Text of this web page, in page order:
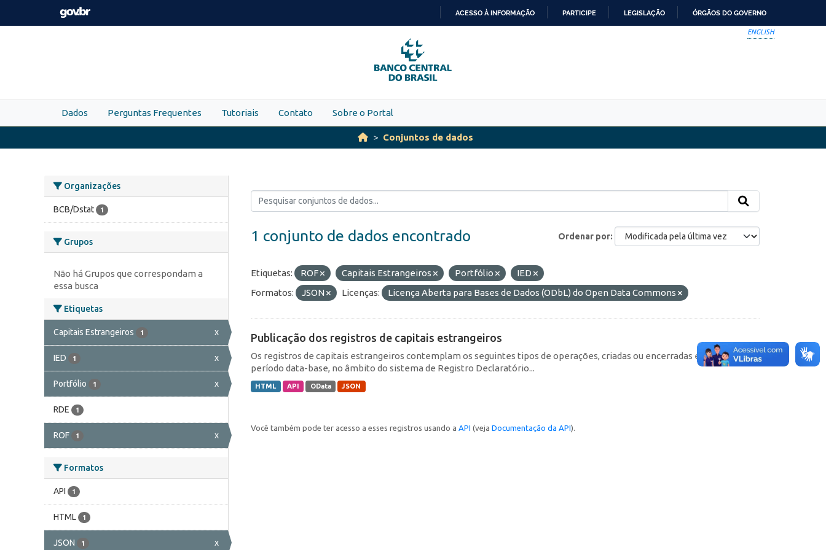
Skip to main content
PARA
O
CONTEÚDO
ACESSO À INFORMAÇÃO PARTICIPE LEGISLAÇÃO ÓRGÃOS DO GOVERNO
ENGLISH
Dados Perguntas Frequentes Tutoriais Contato Sobre o Portal
Conjuntos de dados
Organizações
BCB/Dstat 1
Grupos
Não há Grupos que correspondam a
essa busca
Etiquetas
Capitais Estrangeiros 1 x
IED 1 x
Portfólio 1 x
RDE 1
ROF 1 x
Formatos
API 1
HTML 1
JSON 1 x
Ordenar por
1 conjunto de dados encontrado
Etiquetas: ROF Capitais Estrangeiros Portfólio
IED
Formatos:
JSON Licenças: Licença Aberta para Bases de Dados (ODbL) do Open Data Commons
Publicação dos registros de capitais estrangeiros
Os registros de capitais estrangeiros contemplam os seguintes tipos de operações, criadas ou encerradas em cada
período data-base, no âmbito do sistema de Registro Declaratório...
HTML API OData JSON
Você também pode ter acesso a esses registros usando a API (veja Documentação da API).